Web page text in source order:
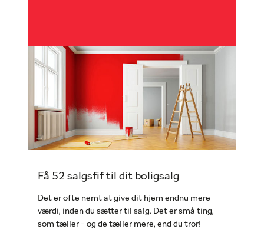
Få 52 salgsfif til dit boligsalg
Det er ofte nemt at give dit hjem endnu mere
værdi, inden du sætter til salg. Det er små ting,
som tæller - og de tæller mere, end du tror!